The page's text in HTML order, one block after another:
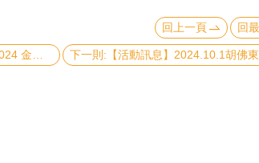
回上一頁
回